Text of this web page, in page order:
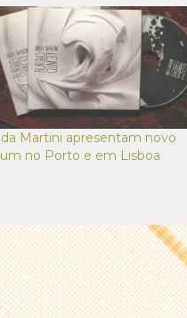
Martini apresentam novo
no Porto e em Lisboa